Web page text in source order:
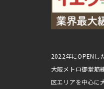
2022年にOPENし
大阪メトロ御堂筋
区エリアを中心に